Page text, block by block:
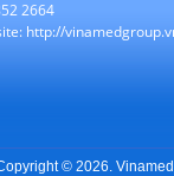
2664
http://
© 2026.